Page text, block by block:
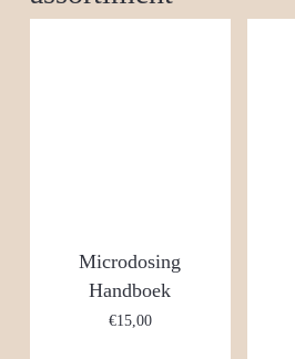
Microdosing
Handboek
€15,00